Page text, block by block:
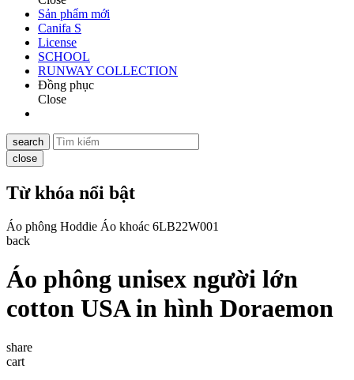
Sản phẩm mới
Canifa S
License
SCHOOL
RUNWAY COLLECTION
Đồng phục
Close
search
close
Từ khóa nổi bật
Áo phông Hoddie Áo khoác 6LB22W001
back
Áo phông unisex người lớn
cotton USA in hình Doraemon
share
cart